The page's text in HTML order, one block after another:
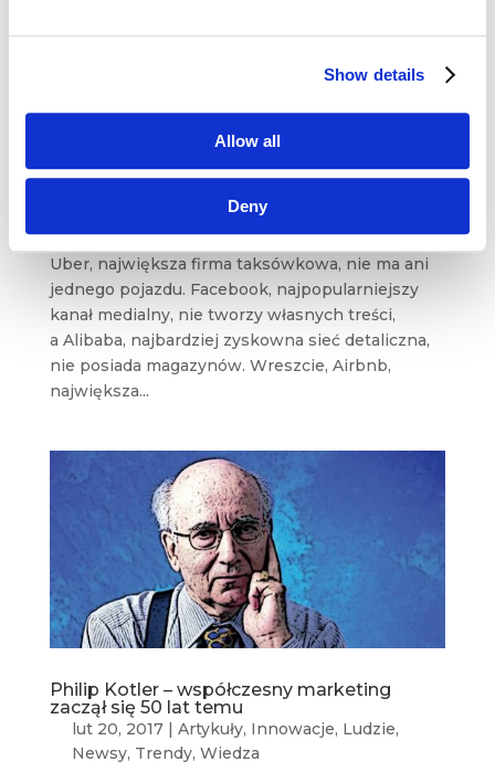
Show details
Allow all
Deny
to tylko niektóre przykłady zdarzeń, które winny
na wyciągnięcie wniosków, a nawet zmianę...
Czwarta rewolucja przemysłowa – punkty
przełomowe
Trendy
Uber, największa firma taksówkowa, nie ma ani
jednego pojazdu. Facebook, najpopularniejszy
kanał medialny, nie tworzy własnych treści,
a Alibaba, najbardziej zyskowna sieć detaliczna,
nie posiada magazynów. Wreszcie, Airbnb,
największa...
Philip Kotler – współczesny marketing
zaczął się 50 lat temu
lut 20, 2017| Artykuły, Innowacje, Ludzie,
Newsy, Trendy, Wiedza